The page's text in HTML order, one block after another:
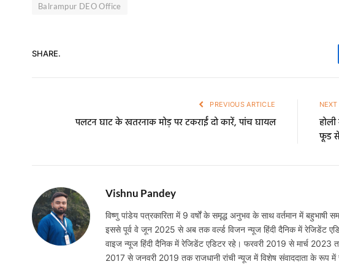
Balrampur DEO Office
SHARE.
PREVIOUS ARTICLE
पलटन घाट के खतरनाक मोड़ पर टकराईं दो कारें, पांच घायल
फूड
Vishnu Pandey
विष्णु पांडेय पत्रकारिता में 9 वर्षों के समृद्ध अनुभव के साथ वर्तमान में बहुभाषी
इससे पूर्व वे जून 2025 से अब तक वर्ल्ड विजन न्यूज हिंदी दैनिक में रेजिडेंट
वाइज न्यूज हिंदी दैनिक में रेजिडेंट एडिटर रहे। फरवरी 2019 से मार्च
2017 से जनवरी 2019 तक राजधानी रांची न्यूज में विशेष संवाददाता के रूप में